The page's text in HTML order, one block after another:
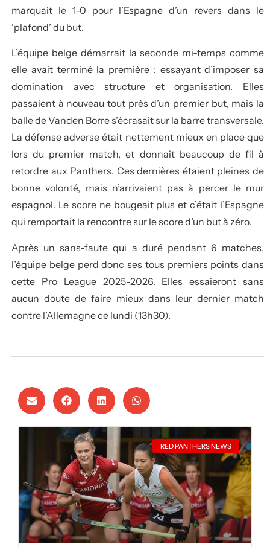
marquait le 1-0 pour l’Espagne d’un revers dans le
‘plafond’ du but.
L’équipe belge démarrait la seconde mi-temps comme
elle avait terminé la première : essayant d’imposer sa
domination avec structure et organisation. Elles
passaient à nouveau tout près d’un premier but, mais la
balle de Vanden Borre s’écrasait sur la barre transversale.
La défense adverse était nettement mieux en place que
lors du premier match, et donnait beaucoup de fil à
retordre aux Panthers. Ces dernières étaient pleines de
bonne volonté, mais n’arrivaient pas à percer le mur
espagnol. Le score ne bougeait plus et c’était l’Espagne
qui remportait la rencontre sur le score d’un but à zéro.
Après un sans-faute qui a duré pendant 6 matches,
l’équipe belge perd donc ses tous premiers points dans
cette Pro League 2025-2026. Elles essaieront sans
aucun doute de faire mieux dans leur dernier match
contre l’Allemagne ce lundi (13h30).
RED PANTHERS NEWS